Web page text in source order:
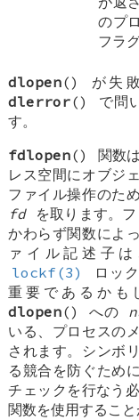
のプ
フラ
dlopen() が失敗
dlerror() で問
す。
fdlopen() 関数
レス空間にオブジ
ファイル操作のた
fdを取ります。フ
かわらず関数によ
ァイル記述子
lockf(3)
ロッ
重要であるか
dlopen() への
いる、プロセスの
されます。シンボ
る競合を防ぐため
チェックを行なう
関数を使用すること